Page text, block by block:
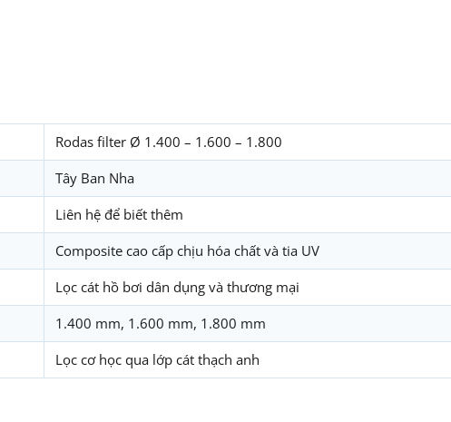
Rodas filter Ø 1.400 – 1.600 – 1.800
Tây Ban Nha
Liên hệ để biết thêm
Composite cao cấp chịu hóa chất và tia UV
Lọc cát hồ bơi dân dụng và thương mại
1.400 mm, 1.600 mm, 1.800 mm
Lọc cơ học qua lớp cát thạch anh